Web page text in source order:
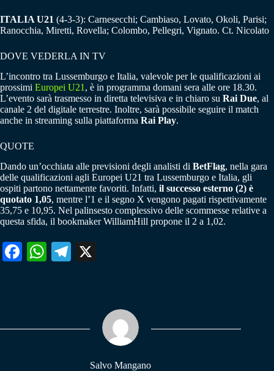
ITALIA U21 (4-3-3): Carnesecchi; Cambiaso, Lovato, Okoli, Parisi;
Ranocchia, Miretti, Rovella; Colombo, Pellegri, Vignato. Ct. Nicolato
DOVE VEDERLA IN TV
L’incontro tra Lussemburgo e Italia, valevole per le qualificazioni ai
prossimi Europei U21 , è in programma domani sera alle ore 18.30.
L’evento sarà trasmesso in diretta televisiva e in chiaro su Rai Due, al
canale 2 del digitale terrestre. Inoltre, sarà possibile seguire il match
anche in streaming sulla piattaforma Rai Play.
QUOTE
Dando un’occhiata alle previsioni degli analisti di BetFlag, nella gara
delle qualificazioni agli Europei U21 tra Lussemburgo e Italia, gli
ospiti partono nettamente favoriti. Infatti, il successo esterno (2) è
quotato 1,05, mentre l’1 e il segno X vengono pagati rispettivamente
35,75 e 10,95. Nel palinsesto complessivo delle scommesse relative a
questa sfida, il bookmaker WilliamHill propone il 2 a 1,02.
Fa W
pp
Te
m
Salvo Mangano